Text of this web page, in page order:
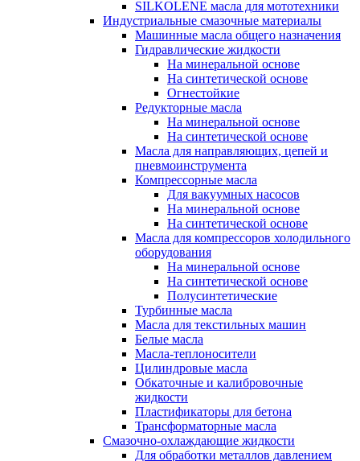
SILKOLENE масла для мототехники
Индустриальные смазочные материалы
Машинные масла общего назначения
Гидравлические жидкости
На минеральной основе
На синтетической основе
Огнестойкие
Редукторные масла
На минеральной основе
На синтетической основе
Масла для направляющих, цепей и
пневмоинструмента
Компрессорные масла
Для вакуумных насосов
На минеральной основе
На синтетической основе
Масла для компрессоров холодильного
оборудования
На минеральной основе
На синтетической основе
Полусинтетические
Турбинные масла
Масла для текстильных машин
Белые масла
Масла-теплоносители
Цилиндровые масла
Обкаточные и калибровочные
жидкости
Пластификаторы для бетона
Трансформаторные масла
Смазочно-охлаждающие жидкости
Для обработки металлов давлением